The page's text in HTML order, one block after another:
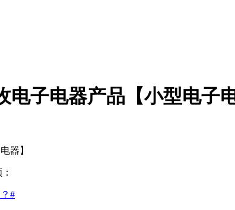
电子电器产品【小型电子
器】
#